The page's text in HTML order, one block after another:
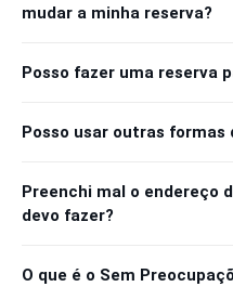
mudar a minha reserva?
Posso fazer uma reserva
Posso usar outras formas
Preenchi mal o endereço
devo fazer?
O que é o Sem